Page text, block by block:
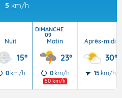
5 km/h
Nuit
15°
0 km/h
DIMANCHE
09
Matin
23°
0 km/h
50 km/h
Après-midi
30°
15 km/h